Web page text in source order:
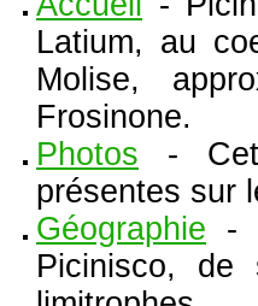
Latium, au
Molise,
Frosinone.
Photos - Cet
présentes sur
Géographie -
Picinisco, de